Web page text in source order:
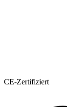
CE-Zertifiziert